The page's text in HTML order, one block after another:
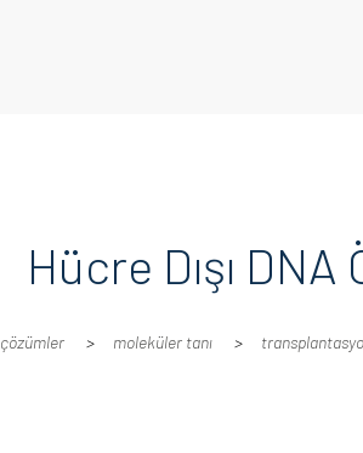
Hücre Dışı
çözümler moleküler tani